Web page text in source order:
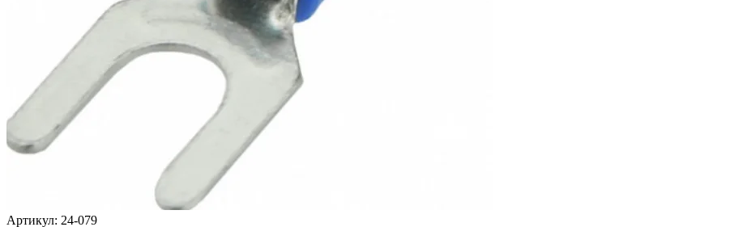
Артикул: 24-079